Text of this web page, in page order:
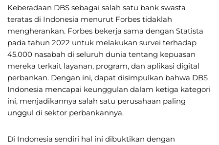
Keberadaan DBS sebagai salah satu bank swasta
teratas di Indonesia menurut Forbes tidaklah
mengherankan. Forbes bekerja sama dengan Statista
pada tahun 2022 untuk melakukan survei terhadap
45.000 nasabah di seluruh dunia tentang kepuasan
mereka terkait layanan, program, dan aplikasi digital
perbankan. Dengan ini, dapat disimpulkan bahwa DBS
Indonesia mencapai keunggulan dalam ketiga kategori
ini, menjadikannya salah satu perusahaan paling
unggul di sektor perbankannya.
Di Indonesia sendiri hal ini dibuktikan dengan